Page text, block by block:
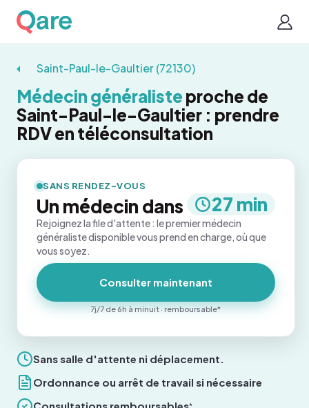
Saint-Paul-le-Gaultier (72130)
Médecin généraliste proche de
Saint-Paul-le-Gaultier : prendre
RDV en téléconsultation
Sans salle d'attente ni déplacement.
Ordonnance ou arrêt de travail si nécessaire
*
SANS RENDEZ-VOUS
Un médecin dans 27 min
Rejoignez la file d'attente : le premier médecin
généraliste disponible vous prend en charge, où que
vous soyez.
Consulter maintenant
7j/7 de 6h à minuit · remboursable*